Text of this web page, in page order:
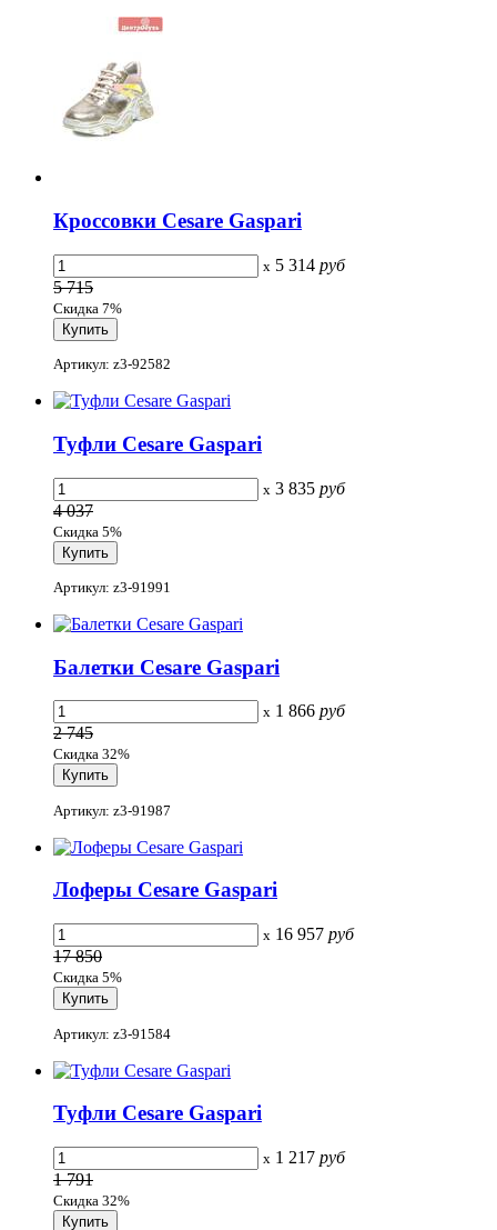
Кроссовки Cesare Gaspari
x 5 314 руб
5 715
Скидка 7%
Артикул: z3-92582
Туфли Cesare Gaspari
x 3 835 руб
4 037
Скидка 5%
Артикул: z3-91991
Балетки Cesare Gaspari
x 1 866 руб
2 745
Скидка 32%
Артикул: z3-91987
Лоферы Cesare Gaspari
x 16 957 руб
17 850
Скидка 5%
Артикул: z3-91584
Туфли Cesare Gaspari
x 1 217 руб
1 791
Скидка 32%